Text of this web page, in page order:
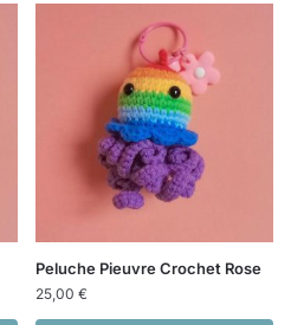
Peluche Pieuvre Crochet Rose
25,00 €